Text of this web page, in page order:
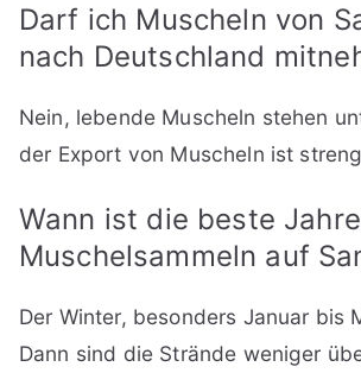
Darf ich Muscheln von
nach Deutschland
Nein, lebende Muscheln stehen
der Export von Muscheln ist
Wann ist die beste
Muschelsammeln auf
Der Winter, besonders Januar bis
Dann sind die Strände weniger